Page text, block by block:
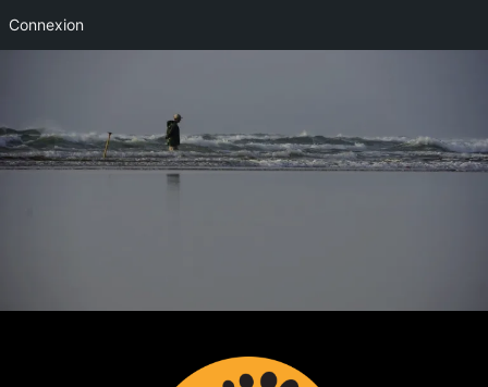
Connexion